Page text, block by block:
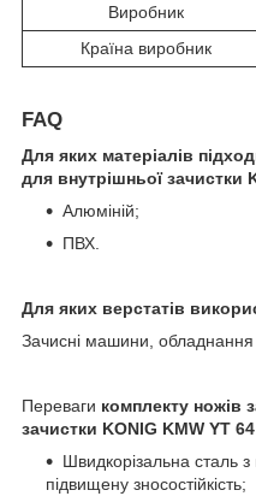
Виробник
Країна виробник
FAQ
Для яких матеріалів
для внутрішньої зачистки
Алюміній;
ПВХ.
Для яких верстатів
Зачисні машини,
Переваги комплекту ножів
зачистки KONIG KMW YT
Швидкорізальна сталь з
підвищену зносостійкість;